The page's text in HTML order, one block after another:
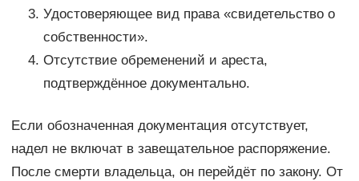
Удостоверяющее вид права «свидетельство о
собственности».
Отсутствие обременений и ареста,
подтверждённое документально.
Если обозначенная документация отсутствует,
надел не включат в завещательное распоряжение.
После смерти владельца, он перейдёт по закону. От